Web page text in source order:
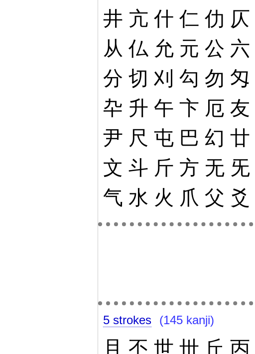
井 亢 什 仁 仂 仄
从 仏 允 元 公 六
分 切 刈 勾 勿 匁
卆 升 午 卞 厄 友
尹 尺 屯 巴 幻 廿
文 斗 斤 方 无 旡
气 水 火 爪 父 爻
5 strokes (145 kanji)
且 丕 世 丗 丘 丙